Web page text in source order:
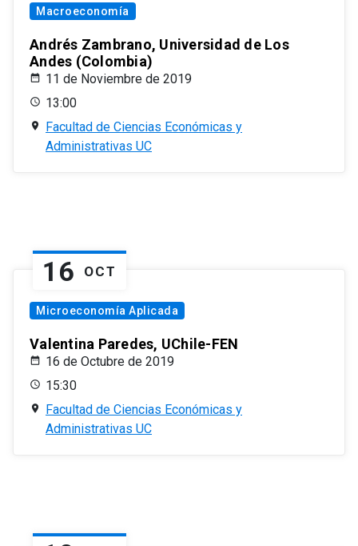
Macroeconomía
Andrés Zambrano, Universidad de Los
Andes (Colombia)
11 de Noviembre de 2019
13:00
Facultad de Ciencias Económicas y
Administrativas UC
16 OCT
Microeconomía Aplicada
Valentina Paredes, UChile-FEN
16 de Octubre de 2019
15:30
Facultad de Ciencias Económicas y
Administrativas UC